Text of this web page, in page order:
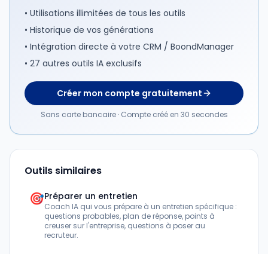
• Utilisations illimitées de tous les outils
• Historique de vos générations
• Intégration directe à votre CRM / BoondManager
• 27 autres outils IA exclusifs
Créer mon compte gratuitement
Sans carte bancaire · Compte créé en 30 secondes
Outils similaires
🎯Préparer un entretien
Coach IA qui vous prépare à un entretien spécifique :
questions probables, plan de réponse, points à
creuser sur l'entreprise, questions à poser au
recruteur.